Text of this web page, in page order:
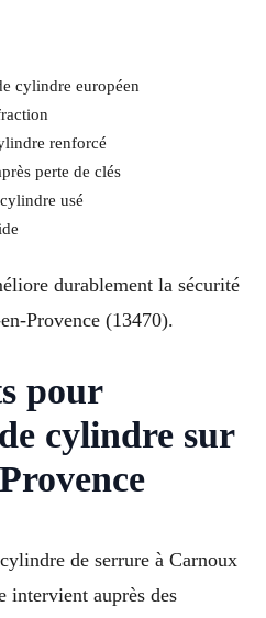
cylindre européen
renforcé
perte de clés
usé
durablement la sécurité
Provence (13470).
pour
cylindre sur
de serrure à Carnoux
intervient auprès des